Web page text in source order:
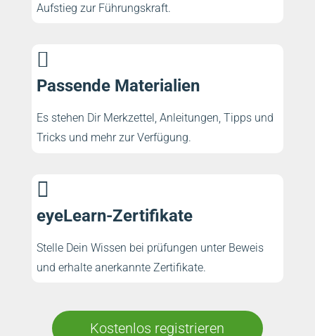
Aufstieg zur Führungskraft.

Passende Materialien
Es stehen Dir Merkzettel, Anleitungen, Tipps und
Tricks und mehr zur Verfügung.

eyeLearn-Zertifikate
Stelle Dein Wissen bei prüfungen unter Beweis
und erhalte anerkannte Zertifikate.
Kostenlos registrieren